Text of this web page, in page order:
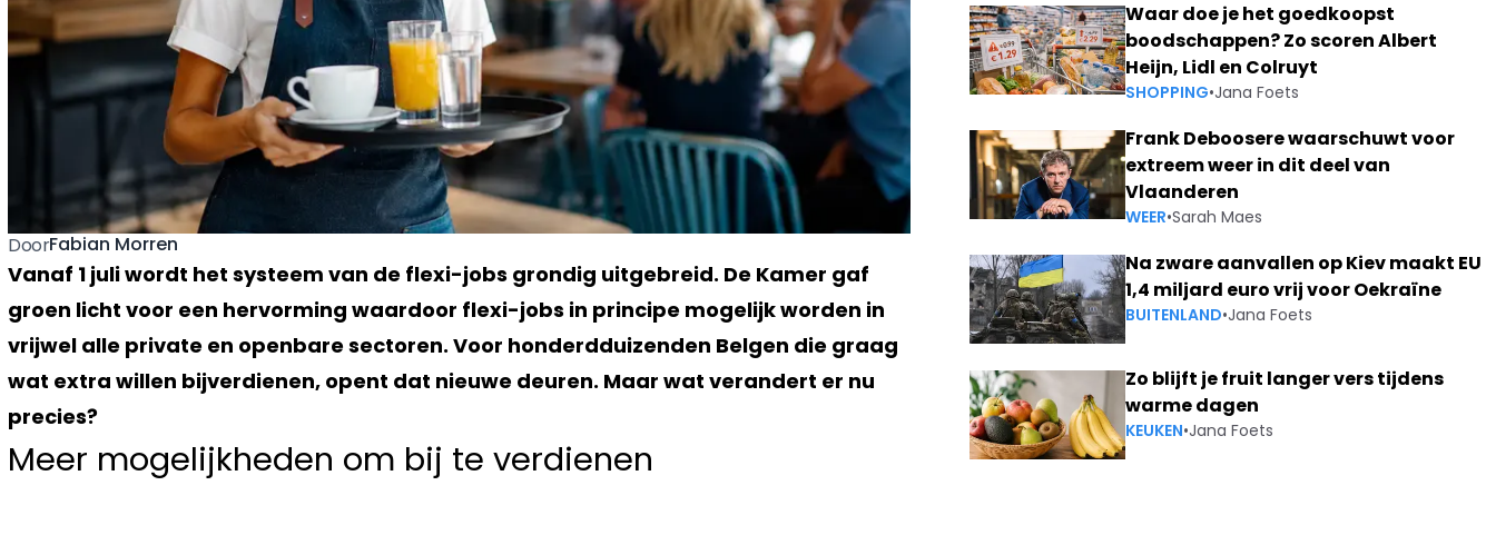
DoorFabian Morren
Vanaf 1 juli wordt het systeem van de flexi-jobs grondig uitgebreid. De Kamer gaf
groen licht voor een hervorming waardoor flexi-jobs in principe mogelijk worden in
vrijwel alle private en openbare sectoren. Voor honderdduizenden Belgen die graag
wat extra willen bijverdienen, opent dat nieuwe deuren. Maar wat verandert er nu
precies?
Meer mogelijkheden om bij te verdienen
Waar doe je het goedkoopst
boodschappen? Zo scoren Albert
Heijn, Lidl en Colruyt
SHOPPING•Jana Foets
Frank Deboosere waarschuwt voor
extreem weer in dit deel van
Vlaanderen
WEER•Sarah Maes
Na zware aanvallen op Kiev maakt EU
1,4 miljard euro vrij voor Oekraïne
BUITENLAND•Jana Foets
Zo blijft je fruit langer vers tijdens
warme dagen
KEUKEN•Jana Foets